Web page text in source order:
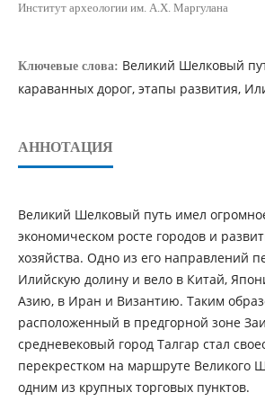
Институт археологии им. А.Х. Маргулана
Ключевые слова: Великий Шелковый
караванных дорог, этапы развития,
АННОТАЦИЯ
Великий Шелковый путь имел
экономическом росте городов и
хозяйства. Одно из его направлений
Илийскую долину и вело в Китай,
Азию, в Иран и Византию. Таким
расположенный в предгорной зоне
средневековый город Талгар стал
перекрестком на маршруте Великого
одним из крупных торговых пунктов.